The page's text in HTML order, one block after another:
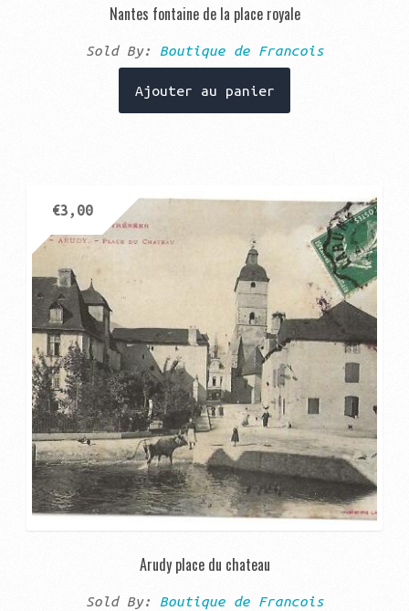
Nantes fontaine de la place royale
Sold By: Boutique de Francois
Ajouter au panier
Arudy place du chateau
€3,00
Sold By: Boutique de Francois